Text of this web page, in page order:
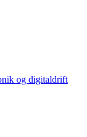
og digitaldrift